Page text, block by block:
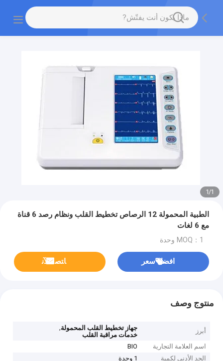
1
/
1
الطبية المحمولة 12 الرصاص تخطيط القلب ونظام رصد 6 قناة
مع 6 لغات
MOQ：1 وحدة
افضل سعر ﺎﺘﺼﻟ ﺍﻶﻧ
منتوج وصف
أبرز جهاز تخطيط القلب المحمولة,
خدمات مراقبة القلب
اسم العلامة التجارية
BIO
الحد الأدنى لكمية
1 وحدة